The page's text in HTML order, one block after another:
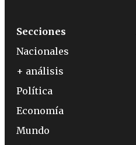
Secciones
Nacionales
+ análisis
Política
Economía
Mundo